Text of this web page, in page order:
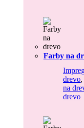
Farby na
drevo,
na
drevo